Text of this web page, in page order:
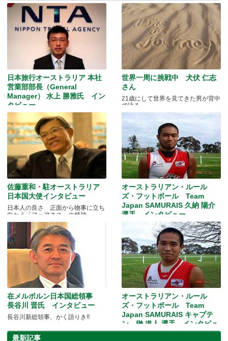
日本旅行オーストラリア 本社
営業部部長（General
Manager） 水上 勝雅氏 イン
タビュー
シドニーから見たメルボルンの魅力
とは？
世界一周に挑戦中 犬伏 仁志
さん
21歳にして世界を見てきた男が背中
で語る
佐藤重和・駐オーストラリア
日本国大使インタビュー
日本人の良さ 正面から物事に立ち
向かう「フェアネス」の精神
オーストラリアン・ルール
ズ・フットボール Team
Japan SAMURAIS 久納 陽介
選手 インタビュー
日本代表選手の素顔とは？
在メルボルン日本国総領事
長谷川 晋氏 インタビュー
長谷川新総領事、かく語りき!!
オーストラリアン・ルール
ズ・フットボール Team
Japan SAMURAIS キャプテ
ン 榊 道人 選手 インタビュ
ー
最新記事